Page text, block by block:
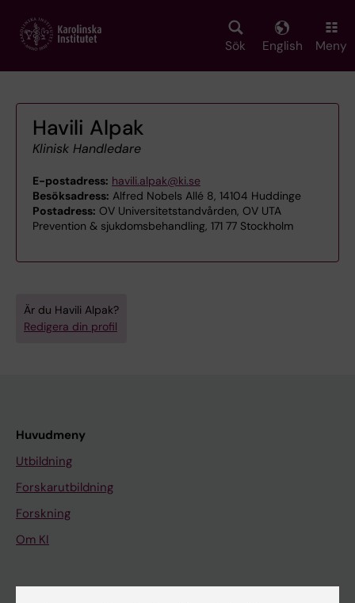
main
Sök English Meny
Havili Alpak
Klinisk Handledare
E-postadress: havili.alpak@ki.se
Besöksadress: Alfred Nobels Allé 8, 14104 Huddinge
Postadress: OV Universitetstandvården, OV UTA
Prevention & sjukdomsbehandling, 171 77 Stockholm
Är du Havili Alpak?
Redigera din profil
Huvudmeny
Utbildning
Forskarutbildning
Forskning
Om KI